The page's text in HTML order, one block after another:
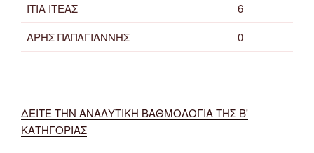
ΙΤΙΑ ΙΤΕΑΣ
6
ΑΡΗΣ ΠΑΠΑΓΙΑΝΝΗΣ
0
ΔΕΙΤΕ ΤΗΝ ΑΝΑΛΥΤΙΚΗ ΒΑΘΜΟΛΟΓΙΑ ΤΗΣ Β'
ΚΑΤΗΓΟΡΙΑΣ